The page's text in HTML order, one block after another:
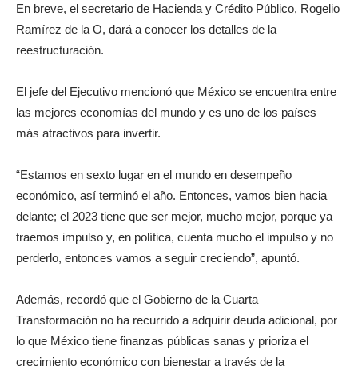
En breve, el secretario de Hacienda y Crédito Público, Rogelio
Ramírez de la O, dará a conocer los detalles de la
reestructuración.
El jefe del Ejecutivo mencionó que México se encuentra entre
las mejores economías del mundo y es uno de los países
más atractivos para invertir.
“Estamos en sexto lugar en el mundo en desempeño
económico, así terminó el año. Entonces, vamos bien hacia
delante; el 2023 tiene que ser mejor, mucho mejor, porque ya
traemos impulso y, en política, cuenta mucho el impulso y no
perderlo, entonces vamos a seguir creciendo”, apuntó.
Además, recordó que el Gobierno de la Cuarta
Transformación no ha recurrido a adquirir deuda adicional, por
lo que México tiene finanzas públicas sanas y prioriza el
crecimiento económico con bienestar a través de la